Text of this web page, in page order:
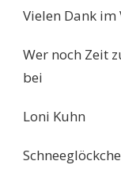
Vielen Dank im
Wer noch Zeit
bei
Loni Kuhn